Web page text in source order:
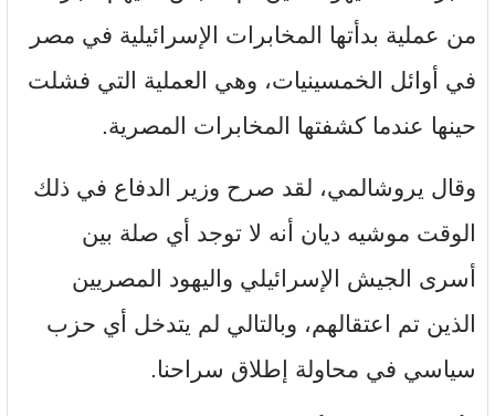
من عملية بدأتها المخابرات الإسرائيلية في مصر
في أوائل الخمسينيات، وهي العملية التي فشلت
حينها عندما كشفتها المخابرات المصرية.
وقال يروشالمي، لقد صرح وزير الدفاع في ذلك
الوقت موشيه ديان أنه لا توجد أي صلة بين
أسرى الجيش الإسرائيلي واليهود المصريين
الذين تم اعتقالهم، وبالتالي لم يتدخل أي حزب
سياسي في محاولة إطلاق سراحنا.